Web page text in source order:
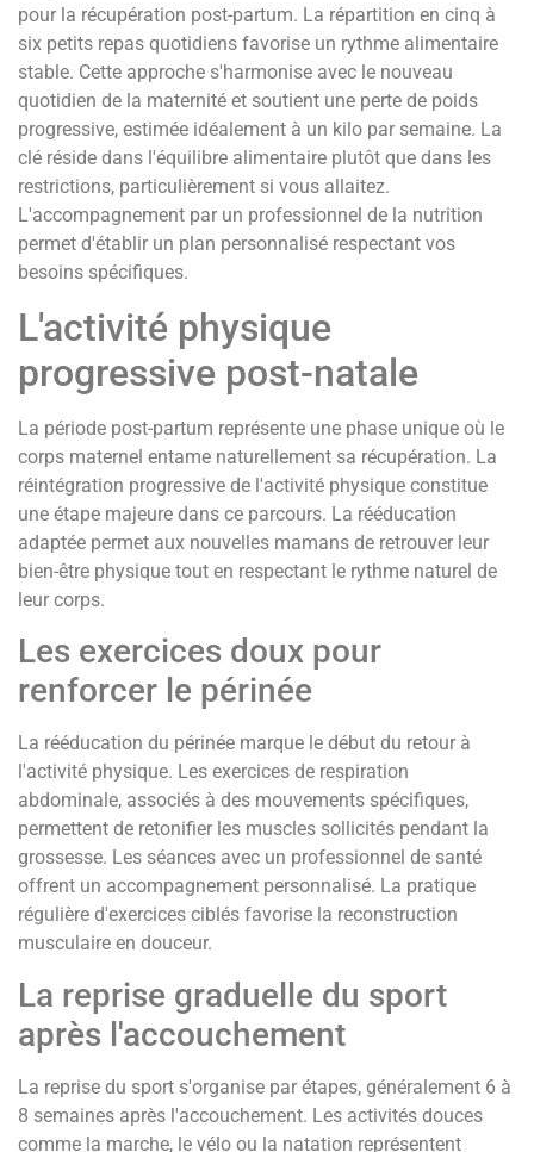
pour la récupération post-partum. La répartition en cinq à
six petits repas quotidiens favorise un rythme alimentaire
stable. Cette approche s'harmonise avec le nouveau
quotidien de la maternité et soutient une perte de poids
progressive, estimée idéalement à un kilo par semaine. La
clé réside dans l'équilibre alimentaire plutôt que dans les
restrictions, particulièrement si vous allaitez.
L'accompagnement par un professionnel de la nutrition
permet d'établir un plan personnalisé respectant vos
besoins spécifiques.
L'activité physique
progressive post-natale
La période post-partum représente une phase unique où le
corps maternel entame naturellement sa récupération. La
réintégration progressive de l'activité physique constitue
une étape majeure dans ce parcours. La rééducation
adaptée permet aux nouvelles mamans de retrouver leur
bien-être physique tout en respectant le rythme naturel de
leur corps.
Les exercices doux pour
renforcer le périnée
La rééducation du périnée marque le début du retour à
l'activité physique. Les exercices de respiration
abdominale, associés à des mouvements spécifiques,
permettent de retonifier les muscles sollicités pendant la
grossesse. Les séances avec un professionnel de santé
offrent un accompagnement personnalisé. La pratique
régulière d'exercices ciblés favorise la reconstruction
musculaire en douceur.
La reprise graduelle du sport
après l'accouchement
La reprise du sport s'organise par étapes, généralement 6 à
8 semaines après l'accouchement. Les activités douces
comme la marche, le vélo ou la natation représentent